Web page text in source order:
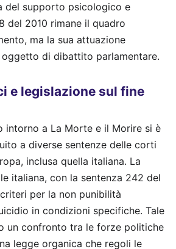
del supporto psicologico e
del 2010 rimane il quadro
ma la sua attuazione
di dibattito parlamentare.
e legislazione sul fine
intorno a La Morte e il Morire si è
a diverse sentenze delle corti
inclusa quella italiana. La
italiana, con la sentenza 242 del
per la non punibilità
in condizioni specifiche. Tale
un confronto tra le forze politiche
legge organica che regoli le